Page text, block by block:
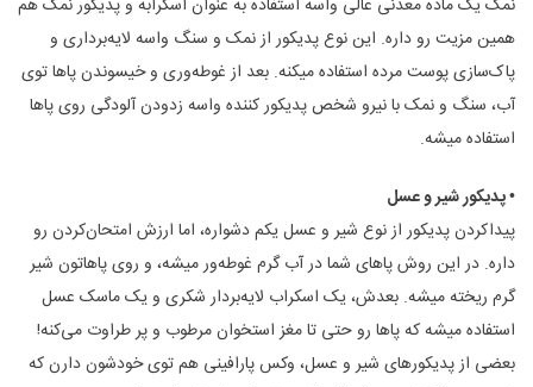
نمک یک ماده معدنی عالی واسه استفاده به عنوان اسکرابه و پدیکور نمک هم
همین مزیت رو داره. این نوع پدیکور از نمک و سنگ واسه لایه‌برداری و
پاک‌سازی پوست مرده استفاده میکنه. بعد از غوطه‌وری و خیسوندن پاها توی
آب‌، سنگ و نمک با نیرو شخص پدیکور کننده واسه زدودن آلودگی روی پاها
استفاده میشه.
• پدیکور شیر و عسل
پیداکردن پدیکور از نوع شیر و عسل یکم دشواره، اما ارزش امتحان‌کردن رو
داره. در این روش پاهای شما در آب گرم غوطه‌ور میشه‌، و روی پاهاتون شیر
گرم ریخته میشه. بعدش، یک اسکراب لایه‌بردار شکری و یک ماسک عسل
استفاده میشه که پاها رو حتی تا مغز استخوان مرطوب و پر طراوت می‌کنه!
بعضی از پدیکورهای شیر و عسل، وکس پارافینی هم توی خودشون دارن که